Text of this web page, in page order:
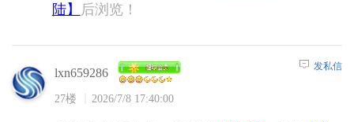
陆】
后浏览！
lxn659286
27楼 2026/7/8 17:40:00
发私信